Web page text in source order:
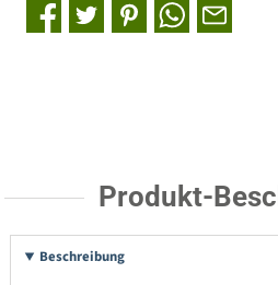
Produkt-
Beschreibung